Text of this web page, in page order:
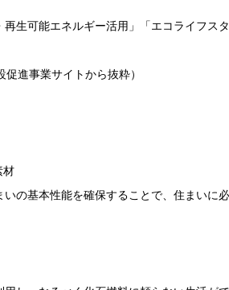
生可能エネルギー活用」「エコライフスタ
進事業サイトから抜粋）
材
の基本性能を確保することで、住まいに必